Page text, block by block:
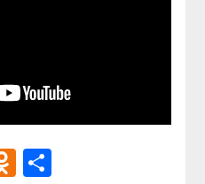
Odnoklassniki
Отправить